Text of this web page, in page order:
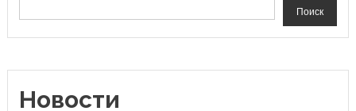
Поиск
Новости